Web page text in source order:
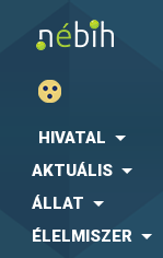
HIVATAL
AKTUÁLIS
ÁLLAT
ÉLELMISZER